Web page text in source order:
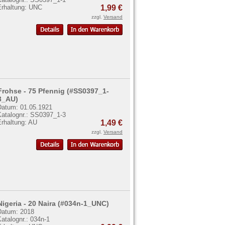
UNC
1,99 €
zzgl. Versand
- 75 Pfennig (#SS0397_1-
01.05.1921
SS0397_1-3
AU
1,49 €
zzgl. Versand
- 20 Naira (#034n-1_UNC)
2018
034n-1